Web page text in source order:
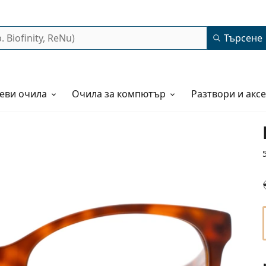
Търсене
очила Очила за компютър Разтвори и